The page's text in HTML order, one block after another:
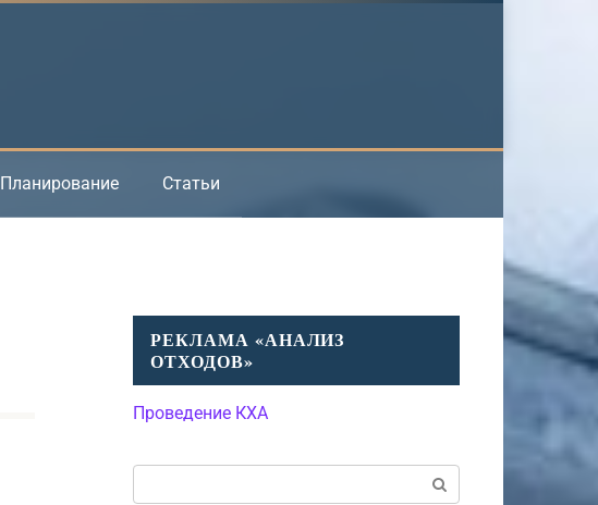
Планирование Статьи
РЕКЛАМА «АНАЛИЗ
ОТХОДОВ»
Проведение КХА